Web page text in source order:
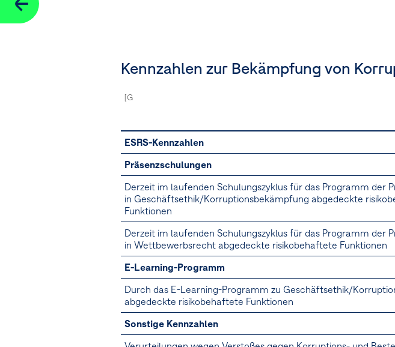
Kennzahlen zur Bekämpfung von
[G1-4.21b]
ESRS-Kennzahlen
Präsenzschulungen
Derzeit im laufenden Schulungszyklus für das Programm der
in Geschäftsethik/Korruptionsbekämpfung abgedeckte
Funktionen
Derzeit im laufenden Schulungszyklus für das Programm der
in Wettbewerbsrecht abgedeckte risikobehaftete Funktionen
E-Learning-Programm
Durch das E-Learning-Programm zu Geschäftsethik/
abgedeckte risikobehaftete Funktionen
Sonstige Kennzahlen